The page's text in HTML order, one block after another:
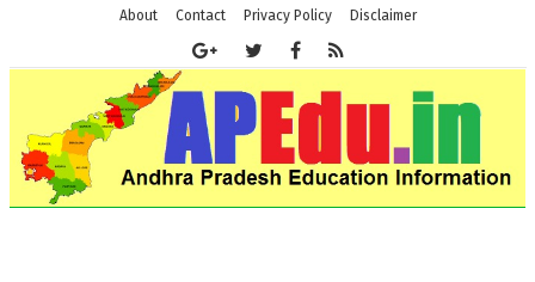
About Contact Privacy Policy Disclaimer